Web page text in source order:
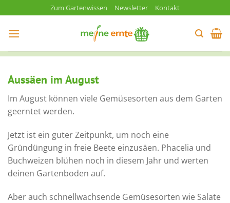
Inhalt
springen
Zum Gartenwissen Newsletter Kontakt
Aussäen im August
Im August können viele Gemüsesorten aus dem Garten
geerntet werden.
Jetzt ist ein guter Zeitpunkt, um noch eine
Gründüngung in freie Beete einzusäen. Phacelia und
Buchweizen blühen noch in diesem Jahr und werten
deinen Gartenboden auf.
Aber auch schnellwachsende Gemüsesorten wie Salate